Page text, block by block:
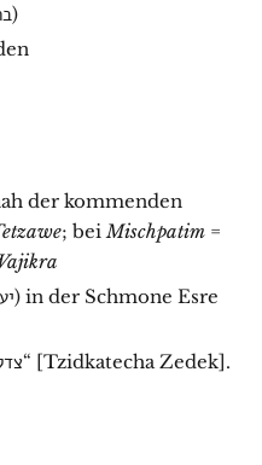
Barchi Nafschi (ברכי נפשי)
der kommenden
; bei Mischpatim =
Man sagt nicht „צדקתך צדק“ [Tzidkatecha Zedek].